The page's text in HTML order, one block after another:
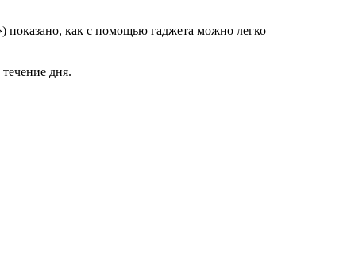
показано, как с помощью гаджета можно легко
дня.